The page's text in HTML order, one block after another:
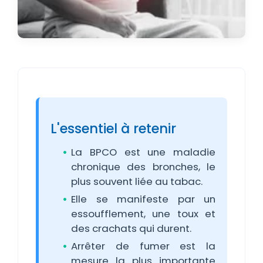
L'essentiel à retenir
La BPCO est une maladie
chronique des bronches, le
plus souvent liée au tabac.
Elle se manifeste par un
essoufflement, une toux et
des crachats qui durent.
Arrêter de fumer est la